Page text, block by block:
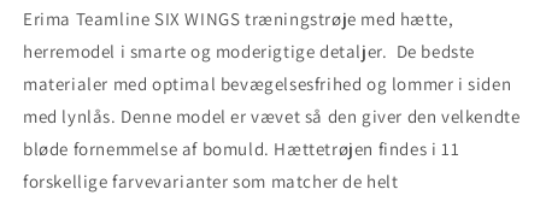
hætte
hætte
Erima Teamline SIX WINGS træningstrøje med hætte,
herremodel i smarte og moderigtige detaljer. De bedste
materialer med optimal bevægelsesfrihed og lommer i siden
med lynlås. Denne model er vævet så den giver den velkendte
bløde fornemmelse af bomuld. Hættetrøjen findes i 11
forskellige farvevarianter som matcher de helt